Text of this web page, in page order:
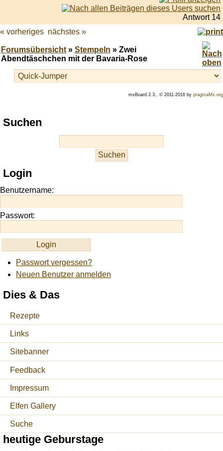
Antwort 14
« vorheriges nächstes »
Forumsübersicht» Stempeln » Zwei
Abendtäschchen mit der Bavaria-Rose
mxBoard 2.3., © 2011-2016 by pragmaMx.org
Play
best
site
https://onlineslots.money/
Suchen
Login
Benutzername:
Passwort:
Passwort vergessen?
Neuen Benutzer anmelden
Dies & Das
Rezepte
Links
Sitebanner
Feedback
Impressum
Elfen Gallery
Suche
heutige Geburstage